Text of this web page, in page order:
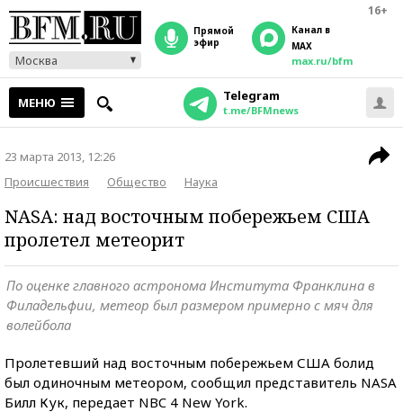
16+
Москва
прямой
эфир
Канал в
MAX
max.ru/bfm
МЕНЮ Telegram
t.me/BFMnews
23 марта 2013, 12:26
Происшествия
Общество Наука
NASA: над восточным побережьем США
пролетел метеорит
По оценке главного астронома Института Франклина в
Филадельфии, метеор был размером примерно с мяч для
волейбола
Пролетевший над восточным побережьем США болид
был одиночным метеором, сообщил представитель NASA
Билл Кук, передает NBC 4 New York.